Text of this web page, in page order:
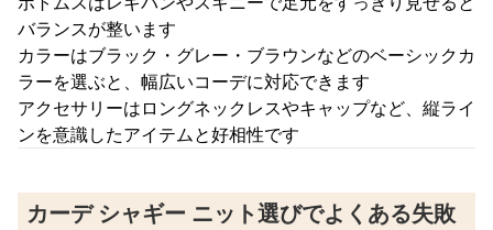
バランスが整います
カラーはブラック・グレー・ブラウンなどのベーシックカ
ラーを選ぶと、幅広いコーデに対応できます
アクセサリーはロングネックレスやキャップなど、縦ライ
ンを意識したアイテムと好相性です
カーデ シャギー ニット選びでよくある失敗